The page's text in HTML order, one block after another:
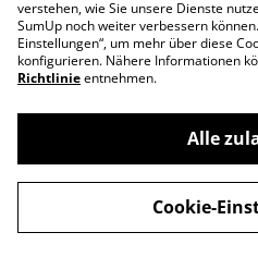
Versand und
Abholung
Zahlungsarten
verstehen, wie Sie unsere Dienste
SumUp noch weiter verbessern
Einstellungen“, um mehr über diese
konfigurieren. Nähere Informationen
Richtlinieentnehmen.
Alle
Cookie-